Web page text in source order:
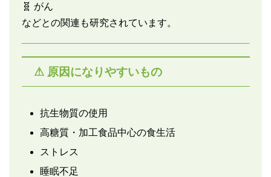
🧬 がん
などとの関連も研究されています。
⚠ 原因になりやすいもの
抗生物質の使用
高糖質・加工食品中心の食生活
ストレス
睡眠不足